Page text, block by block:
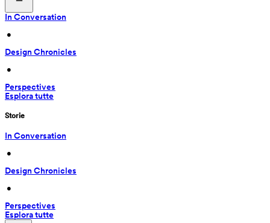
In Conversation
•
Design Chronicles
•
Perspectives
Esplora tutte
Storie
In Conversation
•
Design Chronicles
•
Perspectives
Esplora tutte